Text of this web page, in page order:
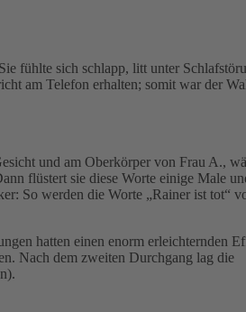
fühlte sich schlapp, litt unter
am Telefon erhalten; somit war der
und am Oberkörper von Frau A.,
flüstert sie diese Worte einige Male
So werden die Worte „Rainer ist tot“
hatten einen enorm erleichternden
Nach dem zweiten Durchgang lag die